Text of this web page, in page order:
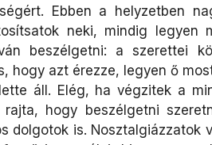
Ebben a helyzetben
neki, mindig legyen
beszélgetni: a szerettei
hogy azt érezze, legyen ő
áll. Elég, ha végzitek a
hogy beszélgetni
dolgotok is. Nosztalgiázzatok